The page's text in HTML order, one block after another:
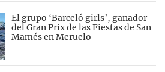
El grupo ‘Barceló girls’, ganador
del Gran Prix de las Fiestas de San
Mamés en Meruelo